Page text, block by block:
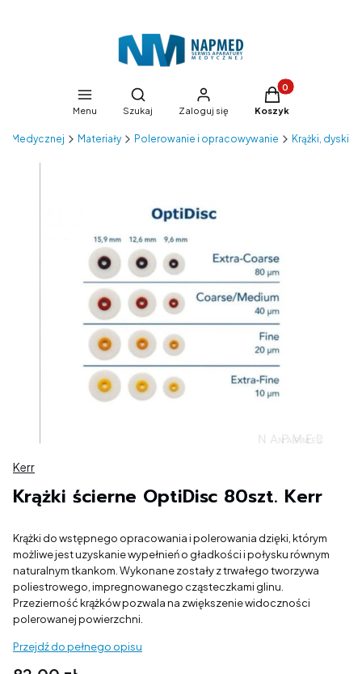
Menu
Otwórz wyszukiwarkę
Szukaj Zaloguj się
Produkty w
Koszyk
Medycznej Materiały Polerowanie i opracowywanie Krążki, dyski
Kerr
Krążki ścierne OptiDisc 80szt. Kerr
Krążki do wstępnego opracowania i polerowania dzięki, którym
możliwe jest uzyskanie wypełnień o gładkości i połysku równym
naturalnym tkankom. Wykonane zostały z trwałego tworzywa
poliestrowego, impregnowanego cząsteczkami glinu.
Przezierność krążków pozwala na zwiększenie widoczności
polerowanej powierzchni.
Przejdź do pełnego opisu